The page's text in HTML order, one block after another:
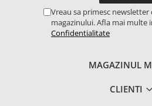
1.5.3. Garnituri
1.5.4. Piese de schimb pentru
1.5.5. Pistoane & camasi piston
Vreau sa primesc
magazinului. Afla mai multe
Confidentialitate
MAGAZINUL
CLIENTI